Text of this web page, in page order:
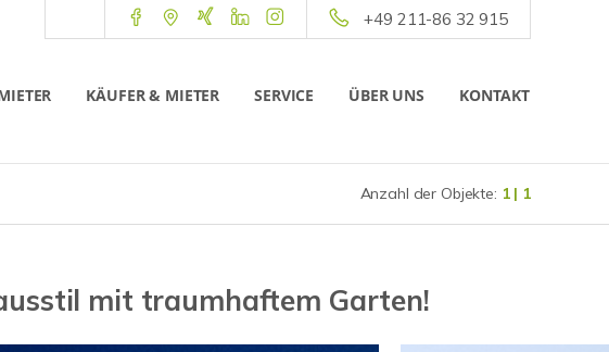
+49 211-86 32 915
KÄUFER & MIETER SERVICE ÜBER UNS KONTAKT
Anzahl der Objekte: 1 | 1
mit traumhaftem Garten!